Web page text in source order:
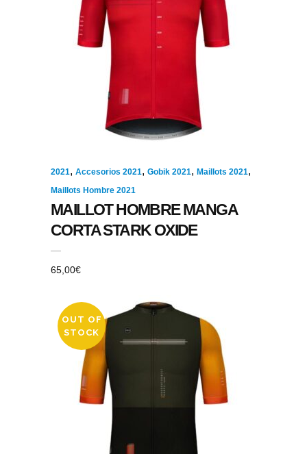
2021, Accesorios 2021, Gobik 2021, Maillots 2021,
Maillots Hombre 2021
MAILLOT HOMBRE MANGA
CORTA STARK OXIDE
65,00€
OUT OF
STOCK